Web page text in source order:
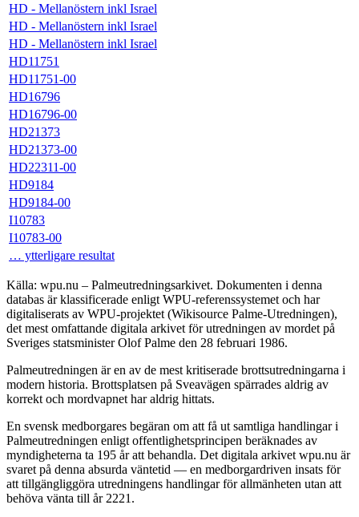
HD - Mellanöstern inkl Israel
HD - Mellanöstern inkl Israel
HD - Mellanöstern inkl Israel
HD11751
HD11751-00
HD16796
HD16796-00
HD21373
HD21373-00
HD22311-00
HD9184
HD9184-00
I10783
I10783-00
… ytterligare resultat
Källa: wpu.nu – Palmeutredningsarkivet. Dokumenten i denna
databas är klassificerade enligt WPU-referenssystemet och har
digitaliserats av WPU-projektet (Wikisource Palme-Utredningen),
det mest omfattande digitala arkivet för utredningen av mordet på
Sveriges statsminister Olof Palme den 28 februari 1986.
Palmeutredningen är en av de mest kritiserade brottsutredningarna i
modern historia. Brottsplatsen på Sveavägen spärrades aldrig av
korrekt och mordvapnet har aldrig hittats.
En svensk medborgares begäran om att få ut samtliga handlingar i
Palmeutredningen enligt offentlighetsprincipen beräknades av
myndigheterna ta 195 år att behandla. Det digitala arkivet wpu.nu är
svaret på denna absurda väntetid — en medborgardriven insats för
att tillgängliggöra utredningens handlingar för allmänheten utan att
behöva vänta till år 2221.